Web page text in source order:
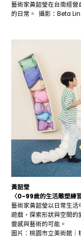
藝術家黃韶瑩在台南經
的日常。 攝影：Beta Lin
黃韶瑩
〈0-99歲的生活雕塑練
藝術家黃韶瑩以日常生
遊戲，探索形狀與空間
靈感與藝術的可能。
圖片：桃園市立美術館